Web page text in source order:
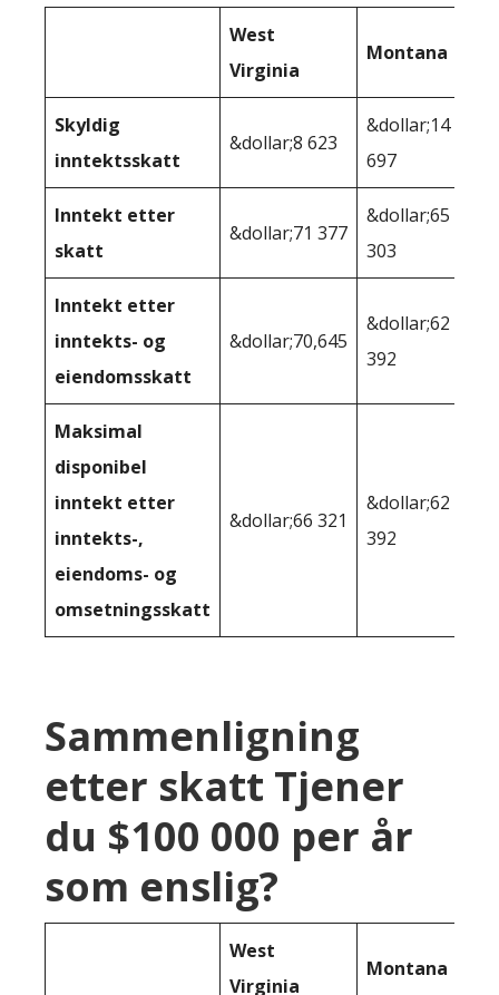
West
Virginia
Montana
Skyldig
inntektsskatt
&dollar;8 623
&dollar;14
697
Inntekt etter
skatt
&dollar;71 377
&dollar;65
303
Inntekt etter
inntekts- og
eiendomsskatt
&dollar;70,645
&dollar;62
392
Maksimal
disponibel
inntekt etter
inntekts-,
eiendoms- og
omsetningsskatt
&dollar;66 321
&dollar;62
392
Sammenligning
etter skatt Tjener
du $100 000 per år
som enslig?
West
Virginia
Montana